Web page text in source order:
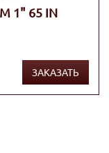
1" 65 IN
ЗАКАЗАТЬ